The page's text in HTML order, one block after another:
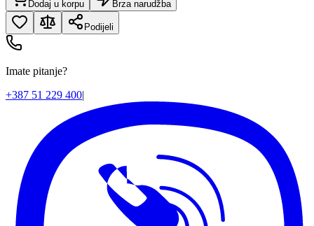
Dodaj u korpu Brza narudžba
Podijeli
Imate pitanje?
+387 51 229 400|